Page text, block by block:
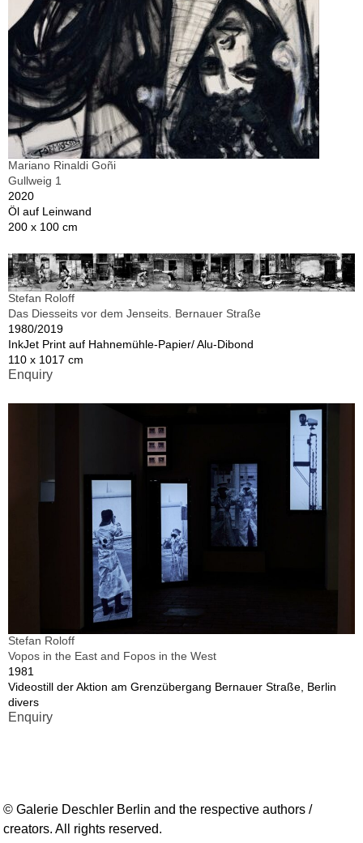
Mariano Rinaldi Goñi
Gullweig 1
2020
Öl auf Leinwand
200 x 100 cm
Stefan Roloff
Das Diesseits vor dem Jenseits. Bernauer Straße
1980/2019
InkJet Print auf Hahnemühle-Papier/ Alu-Dibond
110 x 1017 cm
Enquiry
Stefan Roloff
Vopos in the East and Fopos in the West
1981
Videostill der Aktion am Grenzübergang Bernauer Straße, Berlin
divers
Enquiry
© Galerie Deschler Berlin and the respective authors /
creators. All rights reserved.